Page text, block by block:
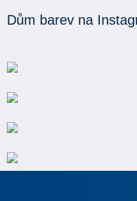
Dům barev na